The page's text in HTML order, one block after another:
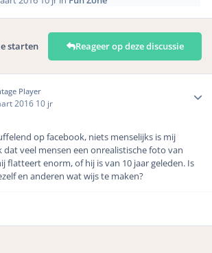
starten Reageer op deze discussie
Player
2016 10 jr
op facebook, niets menselijks is mij
veel mensen een onrealistische foto van
flatteert enorm, of hij is van 10 jaar geleden. Is
en anderen wat wijs te maken?